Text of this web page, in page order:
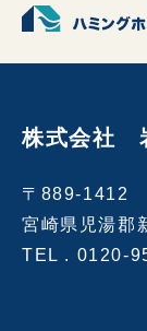
株式会社
〒889-1412
宮崎県児湯郡
TEL . 0120-